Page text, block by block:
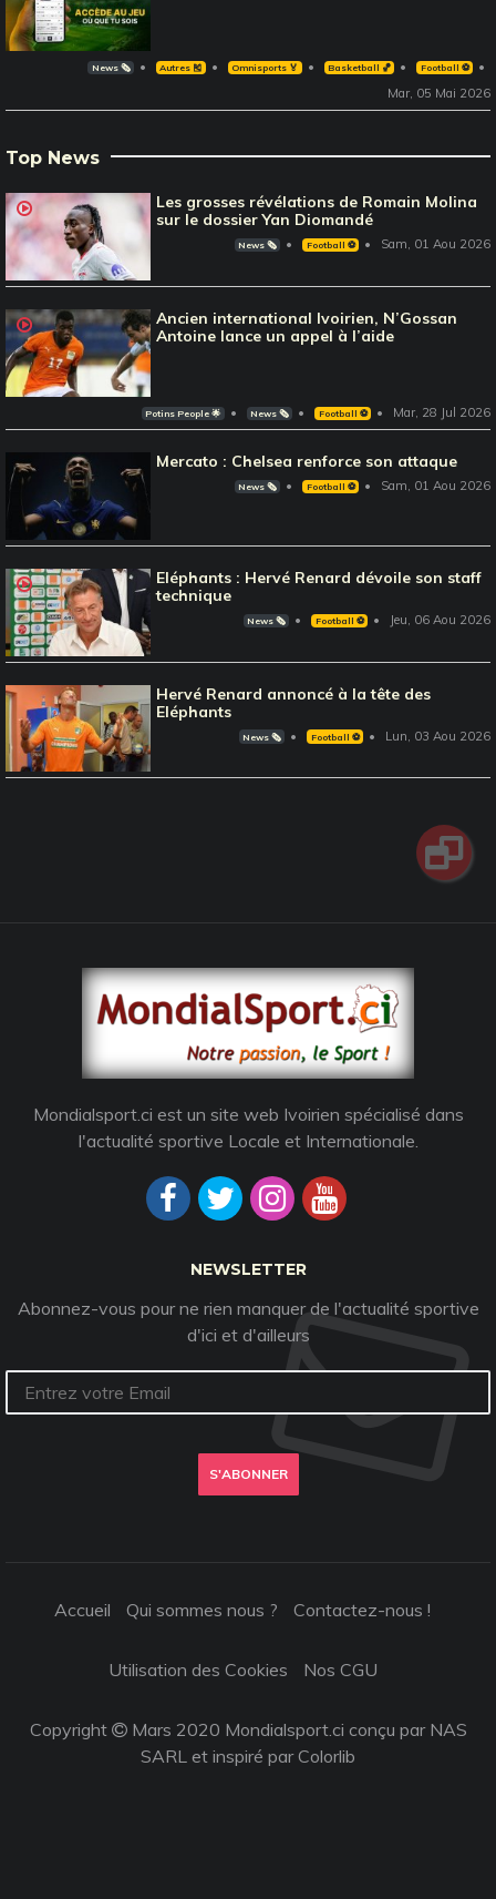
News 🗞️ Autres 🎽 Omnisports 🏅 Basketball 🏀 Football ⚽️
Mar, 05 Mai 2026
Top News
Les grosses révélations de Romain Molina
sur le dossier Yan Diomandé
News 🗞️ Football ⚽️ Sam, 01 Aou 2026
Ancien international Ivoirien, N’Gossan
Antoine lance un appel à l’aide
Potins People 🌟 News 🗞️ Football ⚽️ Mar, 28 Jul 2026
Mercato : Chelsea renforce son attaque
News 🗞️ Football ⚽️ Sam, 01 Aou 2026
Eléphants : Hervé Renard dévoile son staff
technique
News 🗞️ Football ⚽️ Jeu, 06 Aou 2026
Hervé Renard annoncé à la tête des
Eléphants
News 🗞️ Football ⚽️ Lun, 03 Aou 2026
Mondialsport.ci est un site web Ivoirien spécialisé dans
l'actualité sportive Locale et Internationale.
NEWSLETTER
Abonnez-vous pour ne rien manquer de l'actualité sportive
d'ici et d'ailleurs
S'ABONNER
Accueil Qui sommes nous ? Contactez-nous !
Utilisation des Cookies Nos CGU
Copyright
Mars 2020 Mondialsport.ci conçu par NAS
SARL et inspiré parColorlib